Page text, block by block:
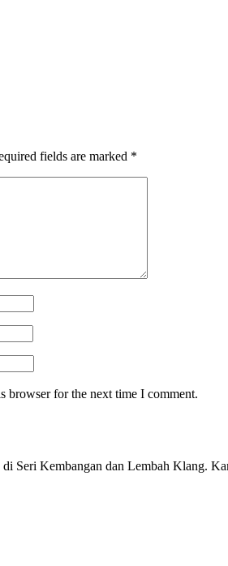
fields are marked *
browser for the next time I comment.
Seri Kembangan dan Lembah Klang.